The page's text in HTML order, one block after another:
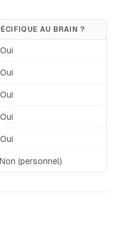
AU BRAIN ?
(personnel)